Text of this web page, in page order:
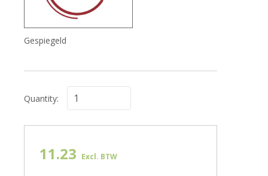
Gespiegeld
Quantity:
11.23 Excl. BTW